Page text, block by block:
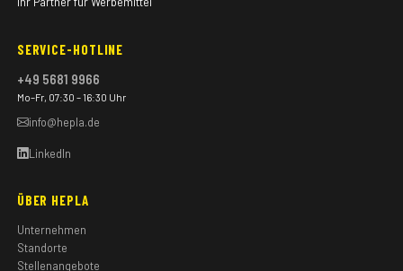
SERVICE-HOTLINE
+49 5681 9966
Mo–Fr, 07:30 – 16:30 Uhr
info@hepla.de
LinkedIn
ÜBER HEPLA
Unternehmen
Standorte
Stellenangebote